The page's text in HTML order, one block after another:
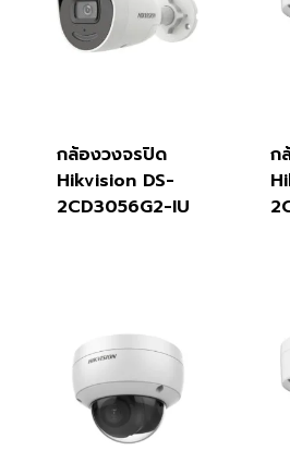
กล้องวงจรปิด
Hikvision DS-
2CD3056G2-IU
ก